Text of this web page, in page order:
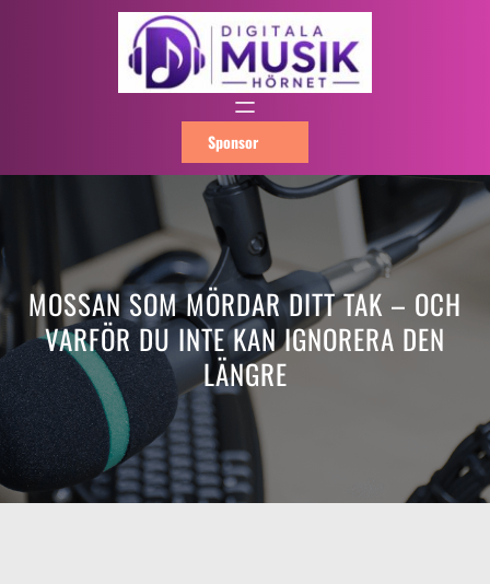
Sponsor
MOSSAN SOM MÖRDAR DITT TAK – OCH
VARFÖR DU INTE KAN IGNORERA DEN
LÄNGRE